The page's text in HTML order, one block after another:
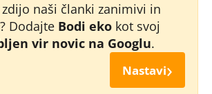
zdijo naši članki zanimivi in
Dodajte Bodi eko kot svoj
vir novic na Googlu.
Nastavi›